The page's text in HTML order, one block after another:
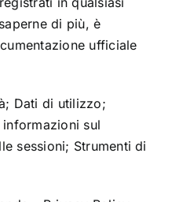
di più, è
ufficiale
Dati di utilizzo;
sul
sessioni; Strumenti di